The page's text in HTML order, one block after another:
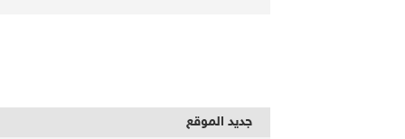
جديد الموقع